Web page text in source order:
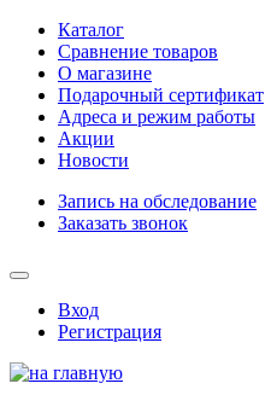
Каталог
Сравнение товаров
О магазине
Подарочный сертификат
Адреса и режим работы
Акции
Новости
Запись на обследование
Заказать звонок
Вход
Регистрация